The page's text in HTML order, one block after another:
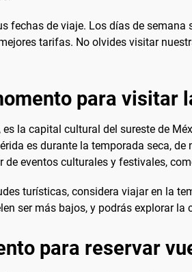
fechas de viaje. Los días de
tarifas. No olvides visitar
para visitar
la capital cultural del sureste de
es durante la temporada seca,
de eventos culturales y festivales,
turísticas, considera viajar en la
ser más bajos, y podrás explorar
para reservar